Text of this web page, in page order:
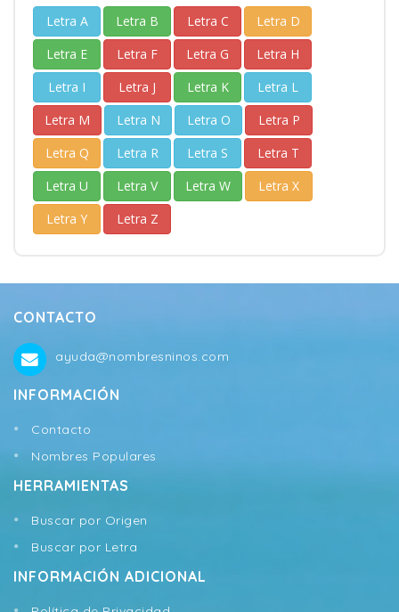
Letra A Letra B Letra C
Letra D
Letra E
Letra F Letra G
Letra H
Letra I
Letra J Letra K
Letra L
Letra M
Letra N Letra O
Letra P
Letra Q
Letra R Letra S
Letra T
Letra U
Letra V Letra W
Letra X
Letra Y
Letra Z
CONTACTO
ayuda@nombresninos.com
INFORMACIÓN
Contacto
Nombres Populares
HERRAMIENTAS
Buscar por Origen
Buscar por Letra
INFORMACIÓN ADICIONAL